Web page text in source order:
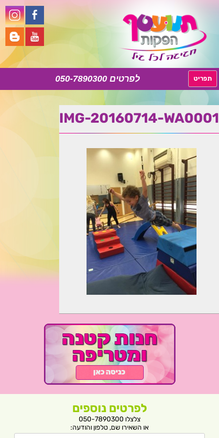
050-7890300 תפריט
לתוכן
IMG-20160714-WA0001
לפרטים נוספים
צלצלו 050-7890300
או השאירו שם, טלפון והודעה: